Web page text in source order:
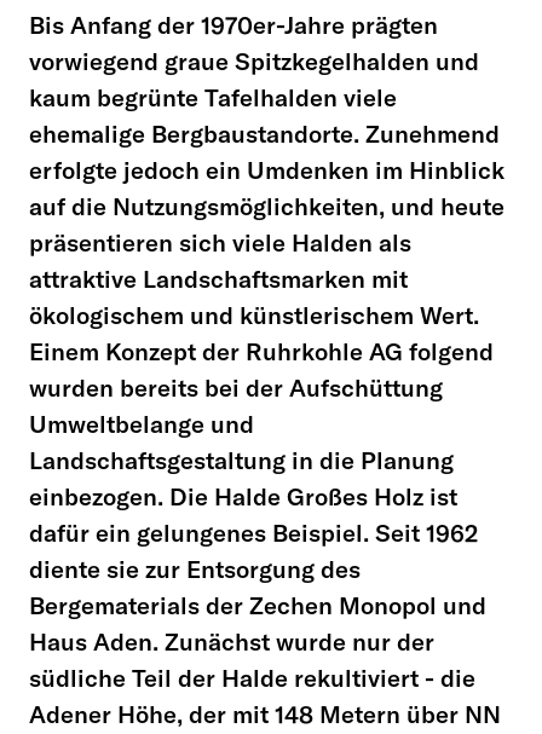
Bis Anfang der 1970er-Jahre prägten
vorwiegend graue Spitzkegelhalden und
kaum begrünte Tafelhalden viele
ehemalige Bergbaustandorte. Zunehmend
erfolgte jedoch ein Umdenken im Hinblick
auf die Nutzungsmöglichkeiten, und heute
präsentieren sich viele Halden als
attraktive Landschaftsmarken mit
ökologischem und künstlerischem Wert.
Einem Konzept der Ruhrkohle AG folgend
wurden bereits bei der Aufschüttung
Umweltbelange und
Landschaftsgestaltung in die Planung
einbezogen. Die Halde Großes Holz ist
dafür ein gelungenes Beispiel. Seit 1962
diente sie zur Entsorgung des
Bergematerials der Zechen Monopol und
Haus Aden. Zunächst wurde nur der
südliche Teil der Halde rekultiviert - die
Adener Höhe, der mit 148 Metern über NN